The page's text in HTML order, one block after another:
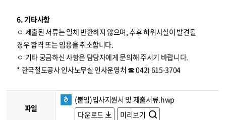
6. 기타사항
ㅇ 제출된 서류는 일체 반환하지 않으며, 추후 허위사실이 발견될
경우 합격 또는 임용을 취소합니다.
ㅇ 기타 궁금하신 사항은 담당자에게 문의해 주시기 바랍니다.
* 한국철도공사 인사노무실 인사운영처 ☎ 042) 615-3704
파일
(붙임)입사지원서 및 제출서류.hwp
다운로드
미리보기